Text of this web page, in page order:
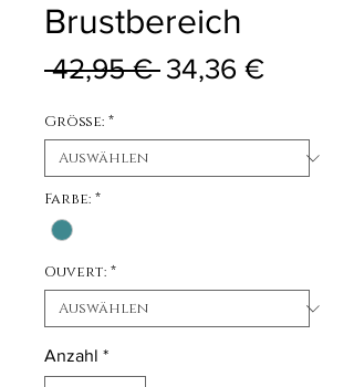
Brustbereich
42,95 € Standardpreis
34,36 €Sale-
Größe: *
Farbe: *
Ouvert: *
Anzahl *